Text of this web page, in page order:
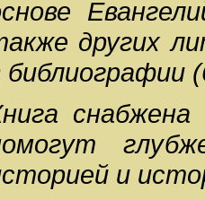
других
библиографии
и